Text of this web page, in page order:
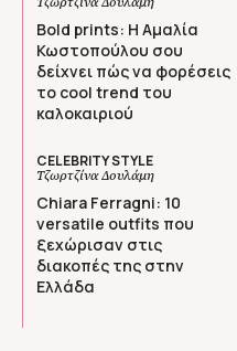
Bold prints: Η Αμαλία
Κωστοπούλου σου
δείχνει πώς να φορέσεις
το cool trend του
καλοκαιριού
CELEBRITY STYLE
Τζωρτζίνα Δουλάμη
Chiara Ferragni: 10
versatile outfits που
ξεχώρισαν στις
διακοπές της στην
Ελλάδα